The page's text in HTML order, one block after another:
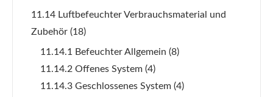
11.14 Luftbefeuchter Verbrauchsmaterial und
Zubehör (18)
11.14.1 Befeuchter Allgemein (8)
11.14.2 Offenes System (4)
11.14.3 Geschlossenes System (4)